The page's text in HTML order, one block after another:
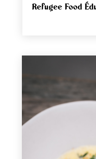
Refugee Food